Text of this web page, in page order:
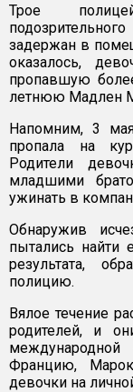
Трое
задержан в
оказалось,
пропавшую
летнюю Мадлен
Напомним, 3
пропала на
Родители
младшими
ужинать в
Обнаружив
пытались найти
результата,
полицию.
Вялое течение
родителей, и
международной
Францию,
девочки на